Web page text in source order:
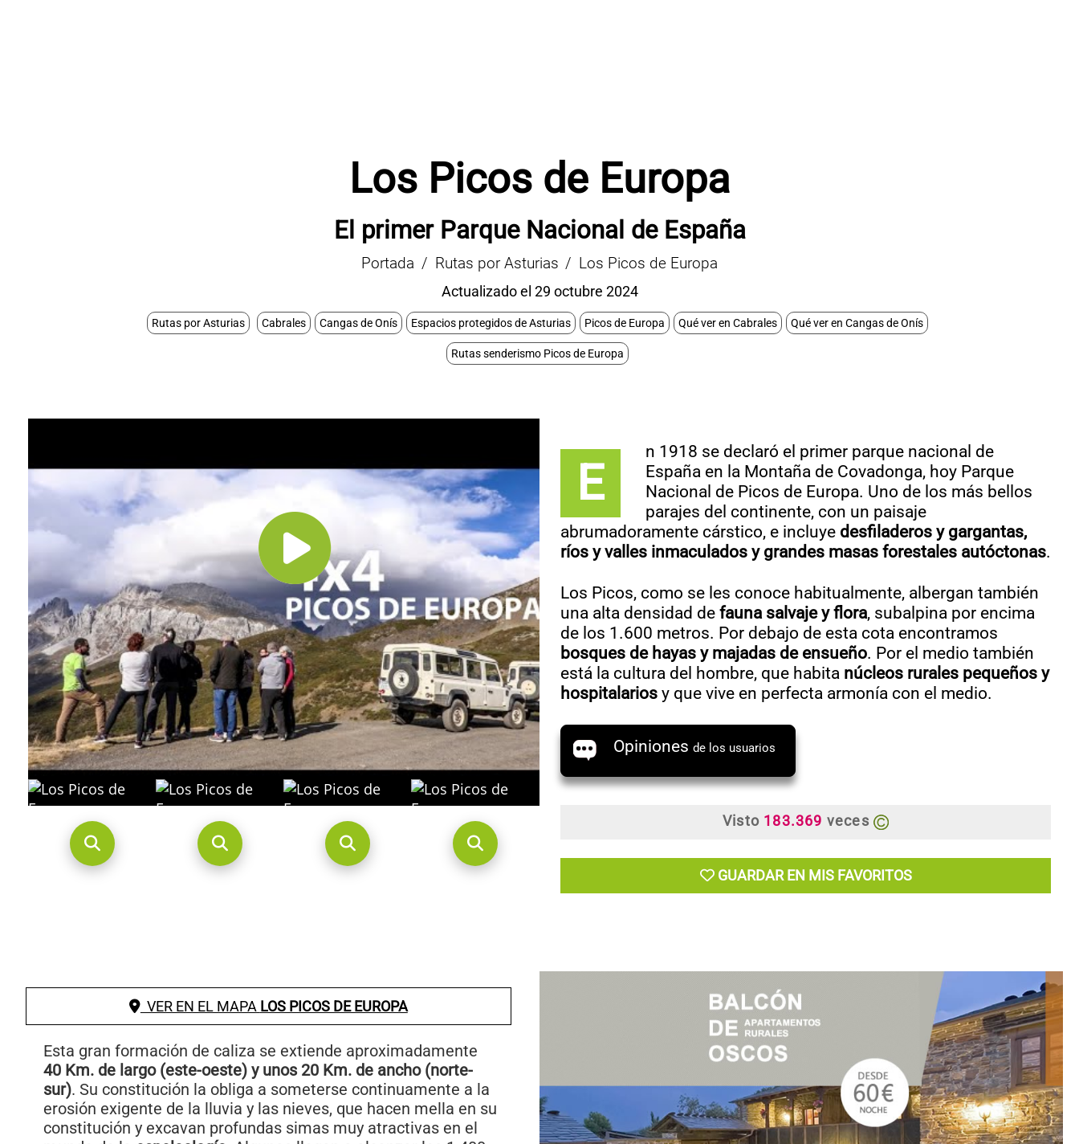
Los Picos de Europa
El primer Parque Nacional de España
Portada Rutas por Asturias Los Picos de Europa
Actualizado el 29 octubre 2024
Rutas por Asturias Cabrales Cangas de Onís Espacios protegidos de Asturias Picos de Europa Qué ver en Cabrales Qué ver en Cangas de Onís
Rutas senderismo Picos de Europa
E
n 1918 se declaró el primer parque nacional de
España en la Montaña de Covadonga, hoy Parque
Nacional de Picos de Europa. Uno de los más bellos
parajes del continente, con un paisaje
abrumadoramente cárstico, e incluye desfiladeros y gargantas,
ríos y valles inmaculados y grandes masas forestales autóctonas.
Los Picos, como se les conoce habitualmente, albergan también
una alta densidad de fauna salvaje y flora, subalpina por encima
de los 1.600 metros. Por debajo de esta cota encontramos
bosques de hayas y majadas de ensueño. Por el medio también
está la cultura del hombre, que habita núcleos rurales pequeños y
hospitalarios y que vive en perfecta armonía con el medio.
Opiniones de los usuarios
Visto 183.369 veces
GUARDAR EN MIS FAVORITOS
VER EN EL MAPA LOS PICOS DE EUROPA
Esta gran formación de caliza se extiende aproximadamente
40 Km. de largo (este-oeste) y unos 20 Km. de ancho (norte-
sur). Su constitución la obliga a someterse continuamente a la
erosión exigente de la lluvia y las nieves, que hacen mella en su
constitución y excavan profundas simas muy atractivas en el